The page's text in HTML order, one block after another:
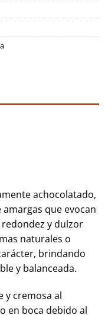
achocolatado,
que evocan
y dulzor
naturales o
brindando
y balanceada.
y cremosa al
en boca debido al